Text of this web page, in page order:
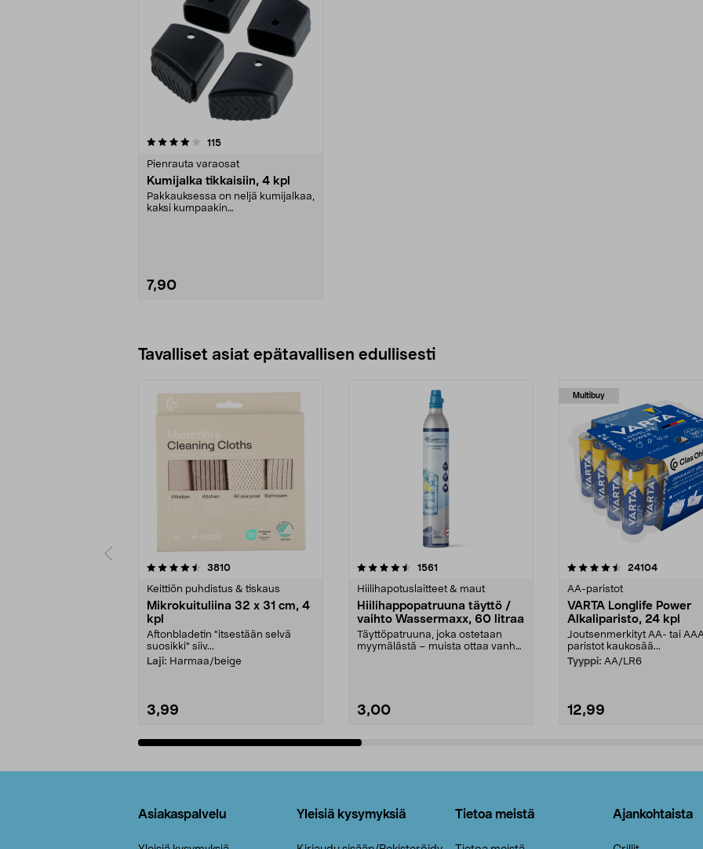
115arvostelut
Pienrauta varaosat
Kumijalka tikkaisiin, 4 kpl
Pakkauksessa on neljä kumijalkaa,
kaksi kumpaakin
7,90
Tavalliset asiat epätavallisen edullisesti
3810arvostelut
Keittiön puhdistus & tiskaus
Mikrokuituliina 32 x 31 cm, 4
kpl
Aftonbladetin "itsestään selvä
suosikki" siiv...
Laji: Harmaa/beige
3,99
4.5viidestä
1561
Hiilihapotuslaitteet & maut
Hiilihappopatruuna täyttö /
vaihto Wassermaxx, 60 litraa
Täyttöpatruuna, joka ostetaan
myymälästä – muista ottaa vanha
3,00
Multibuy
4.5viidestä
24104arvostelut
AA-paristot
VARTA Longlife Power
Alkaliparisto, 24 kpl
Joutsenmerkityt AA- tai
paristot kaukosää...
Tyyppi: AA/LR6
12,99
4.5viidestä
Asiakaspalvelu Yleisiä kysymyksiä Tietoa meistä Ajankohtaista